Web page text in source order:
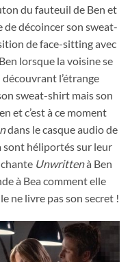
du fauteuil de Ben et
de décoincer son sweat-
de face-sitting avec
lorsque la voisine se
l’étrange
sweat-shirt mais son
et c’est à ce moment
dans le casque audio de
sont héliportés sur leur
chante Unwrittenà Ben
à Bea comment elle
ne livre pas son secret !